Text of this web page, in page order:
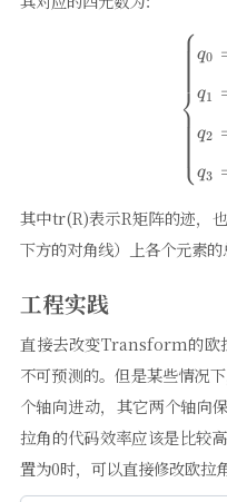
⎩
⎨
⎧ q0
q1
q2
q3
其中tr(R)表示R矩阵的迹，
下方的对角线）上各个元素的
工程实践
直接去改变Transform的欧
不可预测的。但是某些情况
个轴向进动，其它两个轴向
拉角的代码效率应该是比较
置为0时，可以直接修改欧拉角